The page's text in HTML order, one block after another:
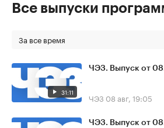
Все выпуски
За все время
31:11
ЧЭЗ. Выпуск от
ЧЭЗ 08 авг, 19:05
ЧЭЗ. Выпуск от